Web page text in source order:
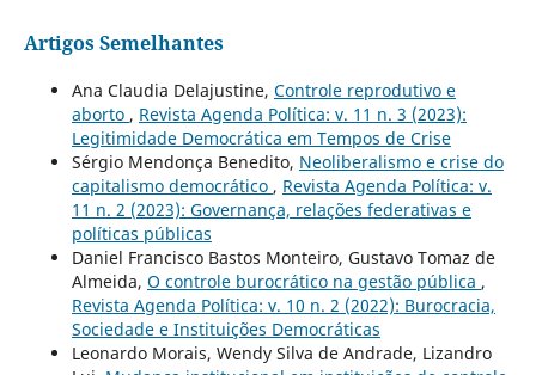
Artigos Semelhantes
Ana Claudia Delajustine, Controle reprodutivo e
aborto , Revista Agenda Política: v. 11 n. 3 (2023):
Legitimidade Democrática em Tempos de Crise
Sérgio Mendonça Benedito, Neoliberalismo e crise do
capitalismo democrático , Revista Agenda Política: v.
11 n. 2 (2023): Governança, relações federativas e
políticas públicas
Daniel Francisco Bastos Monteiro, Gustavo Tomaz de
Almeida, O controle burocrático na gestão pública ,
Revista Agenda Política: v. 10 n. 2 (2022): Burocracia,
Sociedade e Instituições Democráticas
Leonardo Morais, Wendy Silva de Andrade, Lizandro